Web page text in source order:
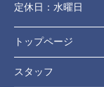
定休日： 水曜日
トップページ
スタッフ